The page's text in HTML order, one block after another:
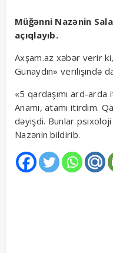
Müğənni Nazənin
açıqlayıb.
Axşam.az xəbər verir
Günaydın» verilişində
«5 qardaşımı ard-arda
Anamı, atamı itirdim.
dəyişdi. Bunlar
Nazənin bildirib.